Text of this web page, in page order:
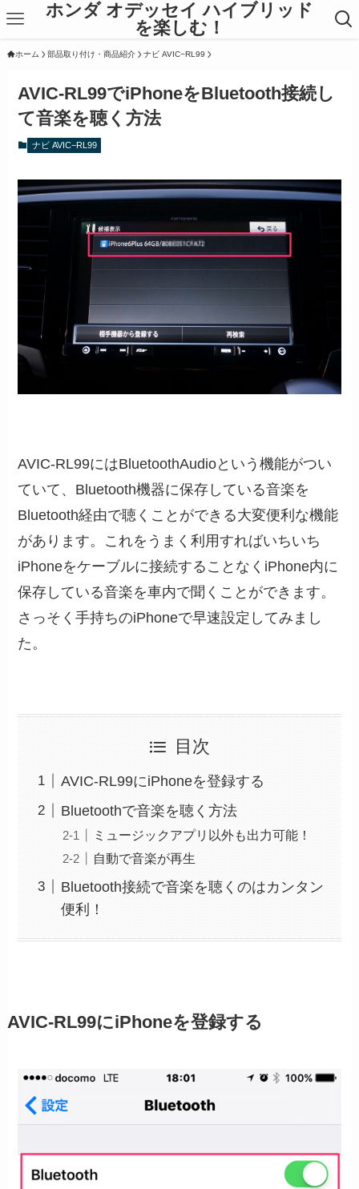
ホンダ オデッセイ ハイブリッド
を楽しむ！
ホーム 部品取り付け・商品紹介 ナビ AVIC−RL99
AVIC-RL99でiPhoneをBluetooth接続し
て音楽を聴く方法
ナビ AVIC−RL99
AVIC-RL99にはBluetoothAudioという機能がつい
ていて、Bluetooth機器に保存している音楽を
Bluetooth経由で聴くことができる大変便利な機能
があります。これをうまく利用すればいちいち
iPhoneをケーブルに接続することなくiPhone内に
保存している音楽を車内で聞くことができます。
さっそく手持ちのiPhoneで早速設定してみまし
た。
目次
AVIC-RL99にiPhoneを登録する
Bluetoothで音楽を聴く方法
ミュージックアプリ以外も出力可能！
自動で音楽が再生
Bluetooth接続で音楽を聴くのはカンタン
便利！
AVIC-RL99にiPhoneを登録する